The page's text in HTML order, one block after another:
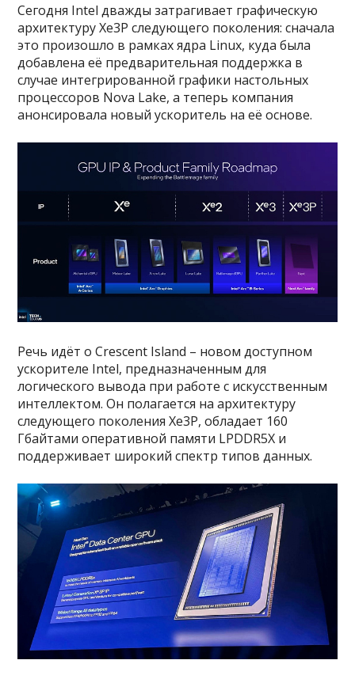
Сегодня Intel дважды затрагивает графическую
архитектуру Xe3P следующего поколения: сначала
это произошло в рамках ядра Linux, куда была
добавлена её предварительная поддержка в
случае интегрированной графики настольных
процессоров Nova Lake, а теперь компания
анонсировала новый ускоритель на её основе.
Речь идёт о Crescent Island – новом доступном
ускорителе Intel, предназначенным для
логического вывода при работе с искусственным
интеллектом. Он полагается на архитектуру
следующего поколения Xe3P, обладает 160
Гбайтами оперативной памяти LPDDR5X и
поддерживает широкий спектр типов данных.